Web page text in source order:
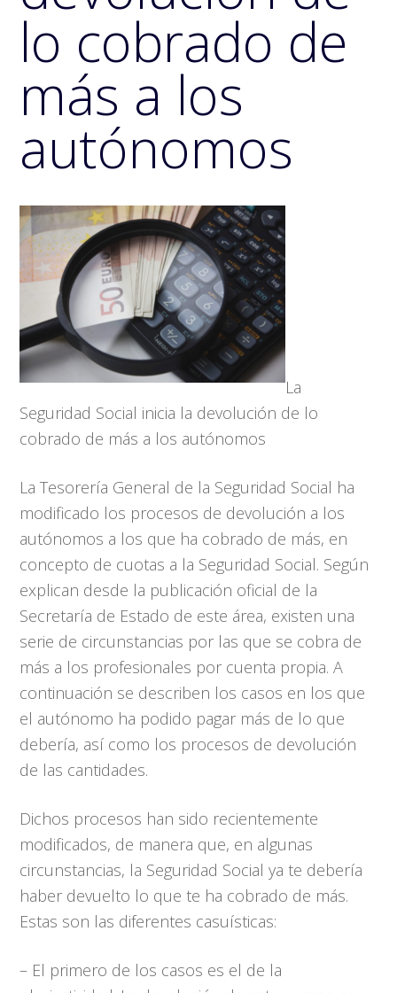
lo cobrado de
más a los
autónomos
La
Seguridad Social inicia la devolución de lo
cobrado de más a los autónomos
La Tesorería General de la Seguridad Social ha
modificado los procesos de devolución a los
autónomos a los que ha cobrado de más, en
concepto de cuotas a la Seguridad Social. Según
explican desde la publicación oficial de la
Secretaría de Estado de este área, existen una
serie de circunstancias por las que se cobra de
más a los profesionales por cuenta propia. A
continuación se describen los casos en los que
el autónomo ha podido pagar más de lo que
debería, así como los procesos de devolución
de las cantidades.
Dichos procesos han sido recientemente
modificados, de manera que, en algunas
circunstancias, la Seguridad Social ya te debería
haber devuelto lo que te ha cobrado de más.
Estas son las diferentes casuísticas:
– El primero de los casos es el de la